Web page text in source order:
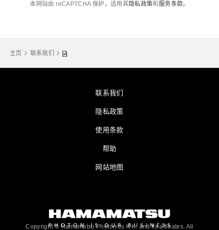
本网站由 reCAPTCHA 保护，适用其隐私政策和 服务条款。
主页 联系我们
联系我们
隐私政策
使用条款
帮助
网站地图
Copyright © Hamamatsu Photonics K.K. and its affiliates. All